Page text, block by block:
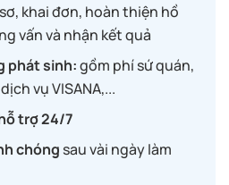
khai đơn, hoàn thiện hồ
vấn và nhận kết quả
phát sinh:gồm phí sứ quán,
vụ VISANA,...
trợ 24/7
chóng sau vài ngày làm